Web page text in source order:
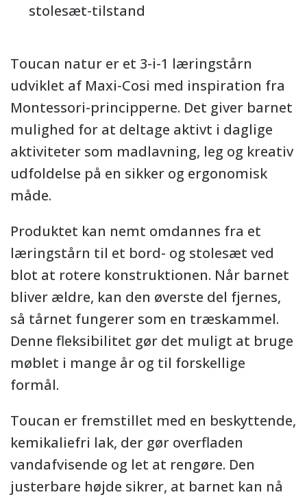
Toucan natur er et 3-i-1 læringstårn
udviklet af Maxi-Cosi med inspiration fra
Montessori-principperne. Det giver barnet
mulighed for at deltage aktivt i daglige
aktiviteter som madlavning, leg og kreativ
udfoldelse på en sikker og ergonomisk
måde.
Produktet kan nemt omdannes fra et
læringstårn til et bord- og stolesæt ved
blot at rotere konstruktionen. Når barnet
bliver ældre, kan den øverste del fjernes,
så tårnet fungerer som en træskammel.
Denne fleksibilitet gør det muligt at bruge
møblet i mange år og til forskellige
formål.
Toucan er fremstillet med en beskyttende,
kemikaliefri lak, der gør overfladen
vandafvisende og let at rengøre. Den
justerbare højde sikrer, at barnet kan nå
stolesæt-tilstand